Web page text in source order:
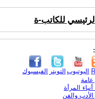
للكاتب-ة
الفيسبوك التويتر اليوتيوب
عامة
المرأة
الأدب والفن